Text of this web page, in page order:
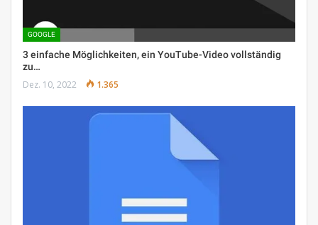
GOOGLE
3 einfache Möglichkeiten, ein YouTube-Video vollständig
zu…
Dez. 10, 2022 1.365